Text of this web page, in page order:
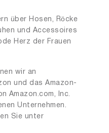
über Hosen, Röcke
und Accessoires
Herz der Frauen
wir an
und das Amazon-
Amazon.com, Inc.
Unternehmen.
Sie unter